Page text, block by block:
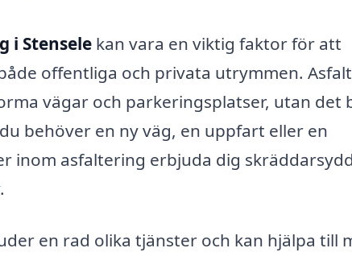
i Stensele kan vara en viktig faktor för att
offentliga och privata utrymmen.
vägar och parkeringsplatser, utan det
behöver en ny väg, en uppfart eller en
inom asfaltering erbjuda dig
en rad olika tjänster och kan hjälpa till